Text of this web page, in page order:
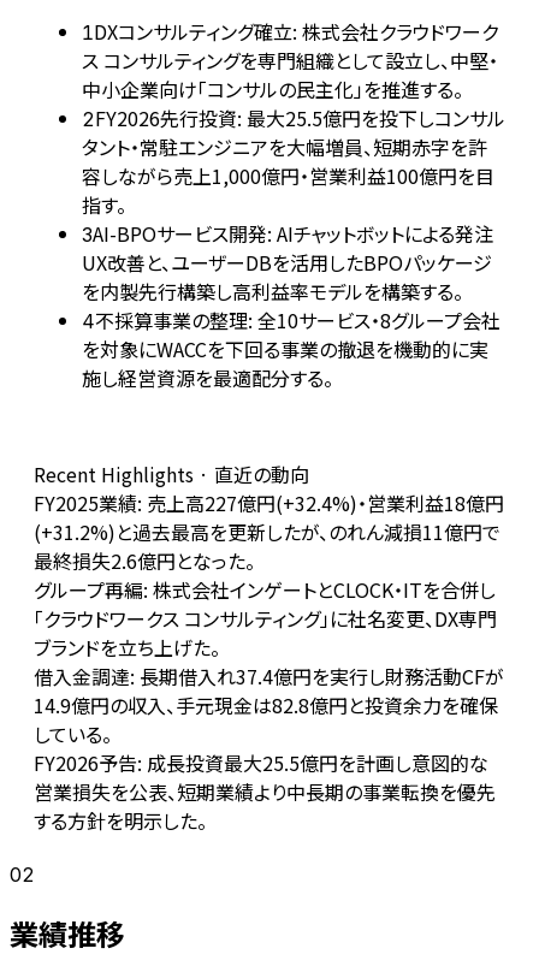
1DXコンサルティング確立: 株式会社クラウドワーク
ス コンサルティングを専門組織として設立し、中堅・
中小企業向け「コンサルの民主化」を推進する。
2FY2026先行投資: 最大25.5億円を投下しコンサル
タント・常駐エンジニアを大幅増員、短期赤字を許
容しながら売上1,000億円・営業利益100億円を目
指す。
3AI-BPOサービス開発: AIチャットボットによる発注
UX改善と、ユーザーDBを活用したBPOパッケージ
を内製先行構築し高利益率モデルを構築する。
4不採算事業の整理: 全10サービス・8グループ会社
を対象にWACCを下回る事業の撤退を機動的に実
施し経営資源を最適配分する。
Recent Highlights · 直近の動向
FY2025業績: 売上高227億円(+32.4%)・営業利益18億円
(+31.2%)と過去最高を更新したが、のれん減損11億円で
最終損失2.6億円となった。
グループ再編: 株式会社インゲートとCLOCK・ITを合併し
「クラウドワークス コンサルティング」に社名変更、DX専門
ブランドを立ち上げた。
借入金調達: 長期借入れ37.4億円を実行し財務活動CFが
14.9億円の収入、手元現金は82.8億円と投資余力を確保
している。
FY2026予告: 成長投資最大25.5億円を計画し意図的な
営業損失を公表、短期業績より中長期の事業転換を優先
する方針を明示した。
02
業績推移